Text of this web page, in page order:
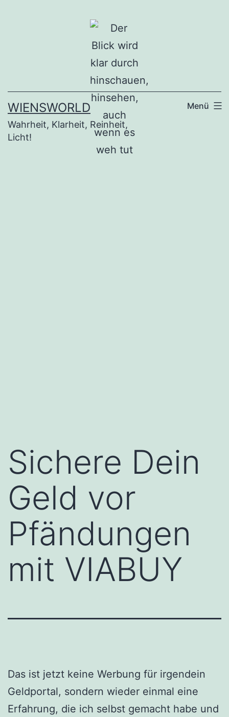
WIENSWORLD
Wahrheit, Klarheit, Reinheit,
Licht!
Menü
Sichere Dein
Geld vor
Pfändungen
mit VIABUY
Das ist jetzt keine Werbung für irgendein
Geldportal, sondern wieder einmal eine
Erfahrung, die ich selbst gemacht habe und